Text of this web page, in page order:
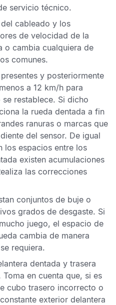
servicio técnico.
cableado y los
de velocidad de la
o cambia cualquiera de
comunes.
presentes y posteriormente
a 12 km/h para
restablece. Si dicho
la rueda dentada a fin
ranuras o marcas que
del sensor. De igual
los espacios entre los
existen acumulaciones
las correcciones
conjuntos de buje o
grados de desgaste. Si
juego, el espacio de
cambia de manera
requiera.
dentada y trasera
en cuenta que, si es
cubo trasero incorrecto o
exterior delantera